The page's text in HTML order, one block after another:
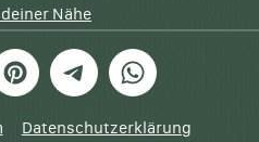
Nähe
PinterestTelegramWhatsApp
Datenschutzerklärung